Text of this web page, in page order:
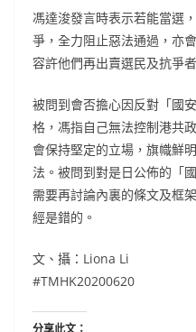
馮達浚發言時表示若能當選
爭，全力阻止惡法通過，亦
容許他們再出賣選民及抗爭者
被問到會否擔心因反對「國
格，馮指自己無法控制港共
會保持堅定的立場，旗幟鮮
法。被問到對是日公佈的「
需要再討論內裏的條文及框
經是錯的。
文、攝：Liona Li
#TMHK20200620